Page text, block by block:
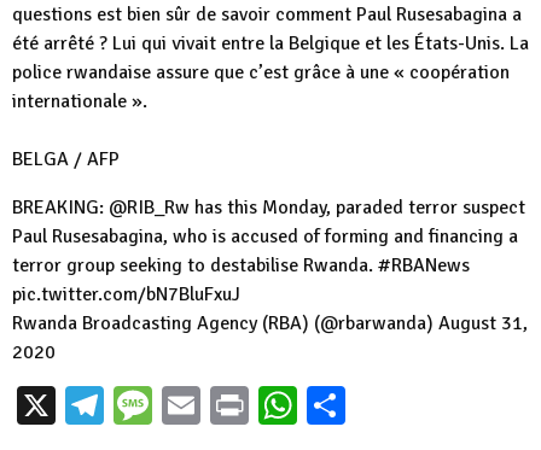
questions est bien sûr de savoir comment Paul Rusesabagina a
été arrêté ? Lui qui vivait entre la Belgique et les États-Unis. La
police rwandaise assure que c’est grâce à une « coopération
internationale ».
BELGA / AFP
BREAKING: @RIB_Rw has this Monday, paraded terror suspect
Paul Rusesabagina, who is accused of forming and financing a
terror group seeking to destabilise Rwanda. #RBANews
pic.twitter.com/bN7BluFxuJ
Rwanda Broadcasting Agency (RBA) (@rbarwanda) August 31,
2020
X Telegram
Message
EmailPrintWhatsApp